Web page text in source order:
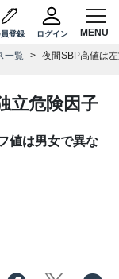
登録 ログイン
一覧 夜間SBP高値は
立危険因子
値は男女で異な